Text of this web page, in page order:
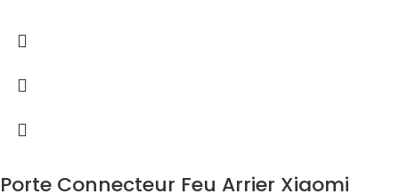
Porte Connecteur Feu Arrier Xiaomi